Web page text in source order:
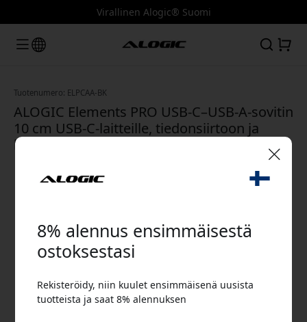
Virallinen Alogic® Suomi
Tuotenumero: ELPCAA-BK
ALOGIC Elements PRO USB-C–USB-A-sovitin
10 cm USB-C-laitteille, tiedonsiirtoon ja
lataukseen, 5 Gbps - Musta
8% alennus ensimmäisestä
ostoksestasi
Rekisteröidy, niin kuulet ensimmäisenä uusista
tuotteista ja saat 8% alennuksen
🎉 Alennuskoodisi:
Käytä tätä koodia kassalla saadaksesi 8%
alennuksen.